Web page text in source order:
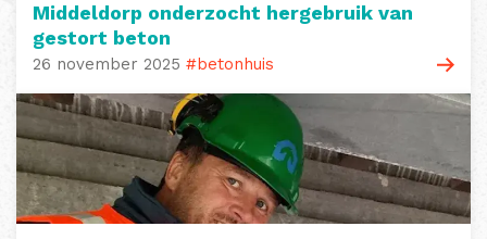
Middeldorp onderzocht hergebruik van
gestort beton
26 november 2025 #betonhuis